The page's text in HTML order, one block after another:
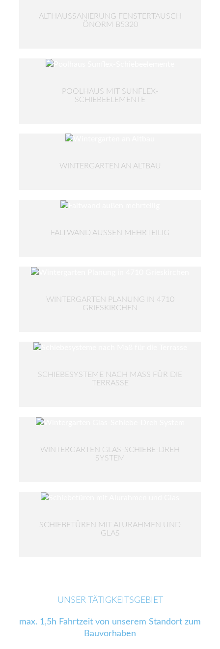
ALTHAUSSANIERUNG FENSTERTAUSCH
ÖNORM B5320
POOLHAUS MIT SUNFLEX-
SCHIEBEELEMENTE
WINTERGARTEN AN ALTBAU
FALTWAND AUSSEN MEHRTEILIG
WINTERGARTEN PLANUNG IN 4710
GRIESKIRCHEN
SCHIEBESYSTEME NACH MASS FÜR DIE T
ERRASSE
WINTERGARTEN GLAS-SCHIEBE-DREH
SYSTEM
SCHIEBETÜREN MIT ALURAHMEN UND
GLAS
UNSER TÄTIGKEITSGEBIET
max. 1,5h Fahrtzeit von unserem Standort zum
Bauvorhaben